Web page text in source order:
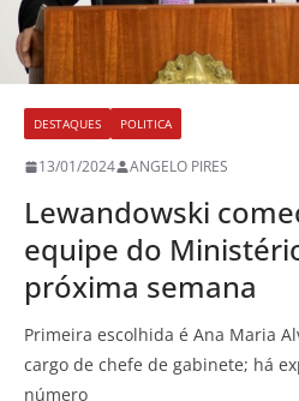
DESTAQUES POLITICA
13/01/2024 ANGELO PIRES
Lewandowski
equipe do
próxima semana
Primeira escolhida é Ana Maria
cargo de chefe de gabinete; há
número